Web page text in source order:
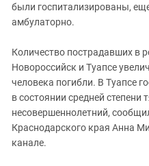
Южная Осетия
ЮФО
были госпитализированы,
амбулаторно.
Количество пострадавших в
Новороссийск и Туапсе
человека погибли. В Туапсе
в состоянии средней степени
несовершеннолетний,
Краснодарского края Анна
канале.